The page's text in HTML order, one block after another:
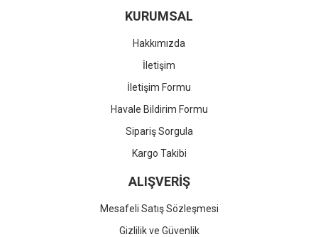
KURUMSAL
Hakkımızda
İletişim
İletişim Formu
Havale Bildirim Formu
Sipariş Sorgula
Kargo Takibi
ALIŞVERİŞ
Mesafeli Satış Sözleşmesi
Gizlilik ve Güvenlik